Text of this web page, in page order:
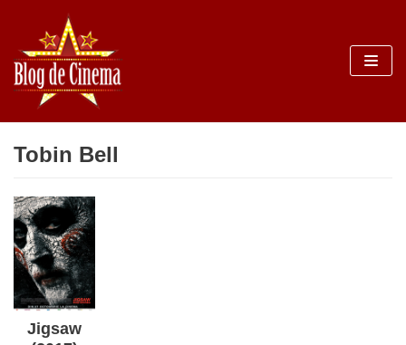
Sari
la
conținut
Tobin Bell
Jigsaw